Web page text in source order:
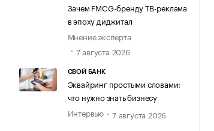
Зачем FMCG-бренду ТВ-реклама
в эпоху диджитал
Мнение эксперта
7 августа 2026
СВОЙ БАНК
Эквайринг простыми словами:
что нужно знать бизнесу
Интервью
7 августа 2026